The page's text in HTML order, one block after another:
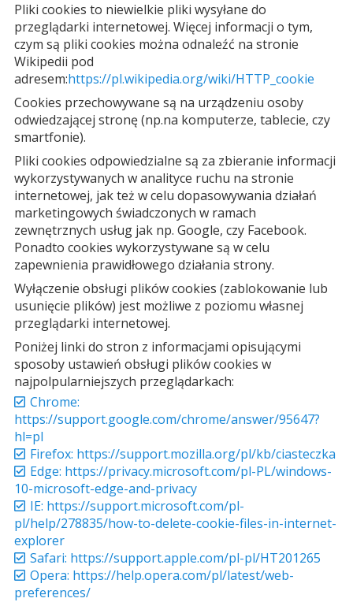
Pliki cookies to niewielkie pliki wysyłane do
przeglądarki internetowej. Więcej informacji o tym,
czym są pliki cookies można odnaleźć na stronie
Wikipedii pod
adresem:https://pl.wikipedia.org/wiki/HTTP_cookie
Cookies przechowywane są na urządzeniu osoby
odwiedzającej stronę (np.na komputerze, tablecie, czy
smartfonie).
Pliki cookies odpowiedzialne są za zbieranie informacji
wykorzystywanych w analityce ruchu na stronie
internetowej, jak też w celu dopasowywania działań
marketingowych świadczonych w ramach
zewnętrznych usług jak np. Google, czy Facebook.
Ponadto cookies wykorzystywane są w celu
zapewnienia prawidłowego działania strony.
Wyłączenie obsługi plików cookies (zablokowanie lub
usunięcie plików) jest możliwe z poziomu własnej
przeglądarki internetowej.
Poniżej linki do stron z informacjami opisującymi
sposoby ustawień obsługi plików cookies w
najpolpularniejszych przeglądarkach:
Chrome:
https://support.google.com/chrome/answer/95647?
hl=pl
Firefox: https://support.mozilla.org/pl/kb/ciasteczka
Edge: https://privacy.microsoft.com/pl-PL/windows-
10-microsoft-edge-and-privacy
IE: https://support.microsoft.com/pl-
pl/help/278835/how-to-delete-cookie-files-in-internet-
explorer
Safari: https://support.apple.com/pl-pl/HT201265
Opera: https://help.opera.com/pl/latest/web-
preferences/